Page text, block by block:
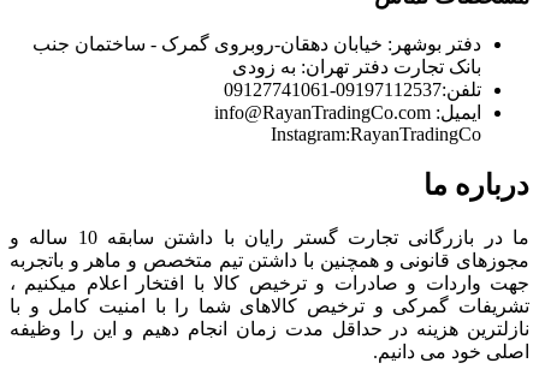
دفتر بوشهر: خیابان دهقان-روبروی گمرک - ساختمان جنب
بانک تجارت دفتر تهران: به زودی
تلفن:09197112537-09127741061
ایمیل: info@RayanTradingCo.com
Instagram:RayanTradingCo
درباره ما
ما در بازرگانی تجارت گستر رایان با داشتن سابقه 10 ساله و
مجوزهای قانونی و همچنین با داشتن تیم متخصص و ماهر و باتجربه
جهت واردات و صادرات و ترخیص کالا با افتخار اعلام میکنیم ،
تشریفات گمرکی و ترخیص کالاهای شما را با امنیت کامل و با
نازلترین هزینه در حداقل مدت زمان انجام دهیم و این را وظیفه
اصلی خود می دانیم.